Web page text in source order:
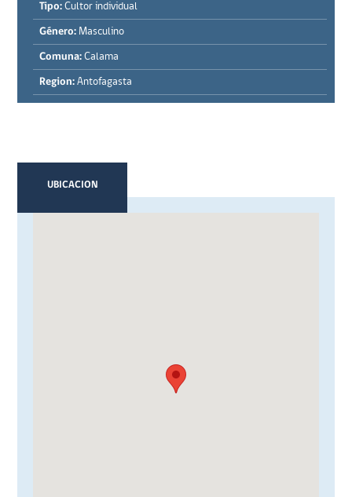
Tipo: Cultor individual
Género: Masculino
Comuna: Calama
Region: Antofagasta
UBICACION